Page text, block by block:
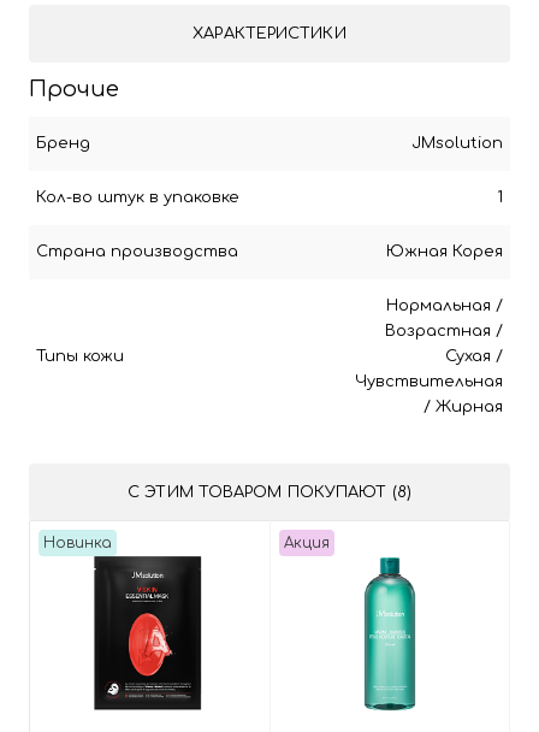
ХАРАКТЕРИСТИКИ
Прочие
Бренд JMsolution
Кол-во штук в упаковке 1
Страна производства Южная Корея
Типы кожи
Нормальная /
Возрастная /
Сухая /
Чувствительная
/ Жирная
С ЭТИМ ТОВАРОМ ПОКУПАЮТ (8)
Новинка Акция